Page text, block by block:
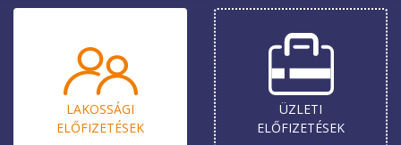
LAKOSSÁGI
ELŐ­FIZETÉSEK
ÜZLETI
ELŐ­FIZETÉSEK